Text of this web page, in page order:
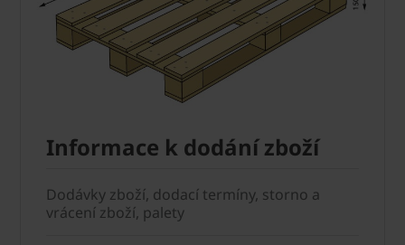
Informace k dodání zboží
Dodávky zboží, dodací termíny, storno a
vrácení zboží, palety